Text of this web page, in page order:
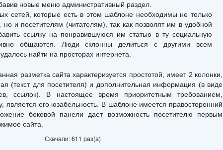
новые меню административный раздел.
сетей, которые есть в этом шаблоне необходимы не только
и посетителям (читателям), так как позволят им в удобной
ссылку на понравившуюся им статью в ту социальную
общаются. Люди склонны делиться с другими всем
найти на просторах интернета.
разметка сайта характеризуется простотой, имеет 2 колонки,
(текст для посетителя) и дополнительная информация (в виде
ссылок). В настоящее время приоритетным требованием,
является его юзабельность. В шаблоне имеется правосторонний
боковой панели дает возможность посетителю первым
сайта.
Скачали: 611 раз(а)